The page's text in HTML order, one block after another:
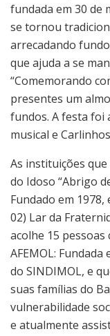
fundada em 30 de
se tornou
arrecadando
que ajuda a se
“Comemorando
presentes um
fundos. A festa foi
musical e
As instituições
do Idoso “Abrigo
Fundado em
02) Lar da
acolhe 15 pessoas
AFEMOL:
do SINDIMOL, e
suas famílias do
vulnerabilidade
e atualmente